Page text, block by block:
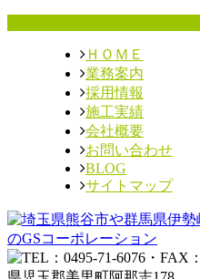
ＨＯＭＥ
業務案内
採用情報
施工実績
会社概要
お問い合わせ
BLOG
サイトマップ